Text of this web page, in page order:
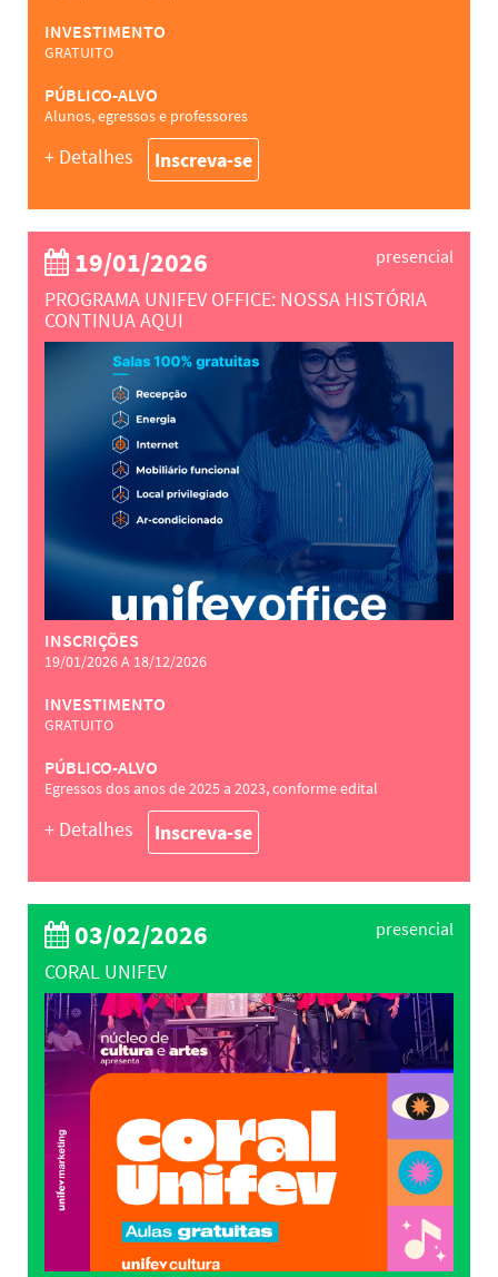
INVESTIMENTO
GRATUITO
PÚBLICO-ALVO
Alunos, egressos e professores
+ Detalhes Inscreva-se
presencial
19/01/2026
PROGRAMA UNIFEV OFFICE: NOSSA HISTÓRIA
CONTINUA AQUI
INSCRIÇÕES
19/01/2026 A 18/12/2026
INVESTIMENTO
GRATUITO
PÚBLICO-ALVO
Egressos dos anos de 2025 a 2023, conforme edital
+ Detalhes Inscreva-se
presencial
03/02/2026
CORAL UNIFEV